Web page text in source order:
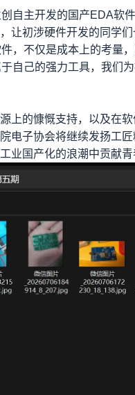
创自主开发的国产EDA
让初涉硬件开发的同学们
，不仅是成本上的考量
自己的强力工具，我们
上的慷慨支持，以及在
电子协会将继续发扬工
业国产化的浪潮中贡献青